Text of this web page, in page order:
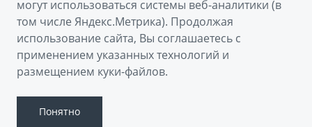
Официальный сайт Geely в России
Политика обработки персональных данных
Правовая информация
Сделано в ПЕРКС
могут использоваться системы веб-аналитики (в
том числе Яндекс.Метрика). Продолжая
использование сайта, Вы соглашаетесь с
применением указанных технологий и
размещением куки-файлов.
Понятно